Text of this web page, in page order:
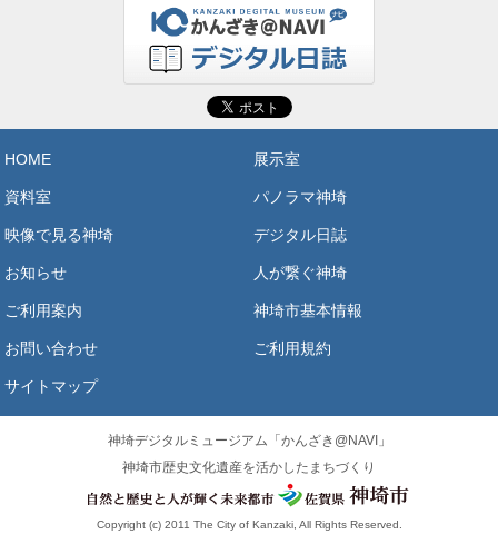
HOME 展示室
資料室 パノラマ神埼
映像で見る神埼 デジタル日誌
お知らせ 人が繋ぐ神埼
ご利用案内 神埼市基本情報
お問い合わせ ご利用規約
サイトマップ
神埼デジタルミュージアム「かんざき@NAVI」
神埼市歴史文化遺産を活かしたまちづくり
Copyright (c) 2011 The City of Kanzaki, All Rights Reserved.